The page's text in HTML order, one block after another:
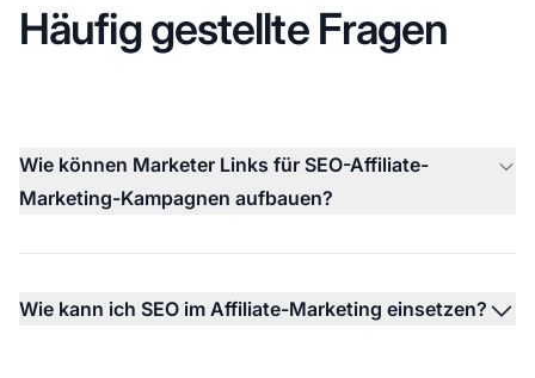
Häufig gestellte Fragen
Wie können Marketer Links für SEO-Affiliate-
Marketing-Kampagnen aufbauen?
Wie kann ich SEO im Affiliate-Marketing einsetzen?